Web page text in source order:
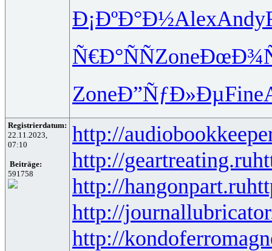
Ð¡ÐºÐ°Ð½AlexAndy
Ñ€Ð°ÑÑZone
ZoneÐ”ÑƒÐ»ÐµFine
Registrierdatum:
22.11.2023,
07:10
Beiträge:
591758
http://
http://geartreating.ru
http://hangonpart.ru
http://
http://